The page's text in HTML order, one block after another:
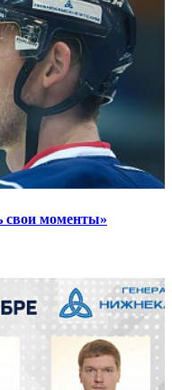
свои моменты»